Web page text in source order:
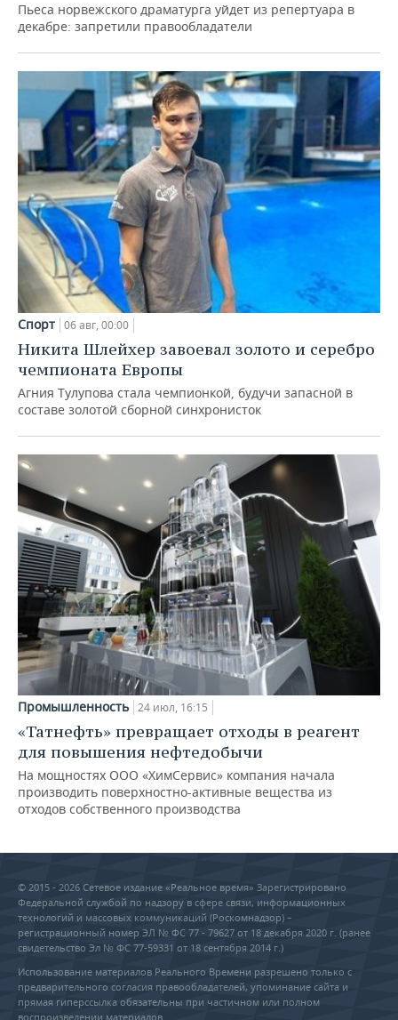
Пьеса норвежского драматурга уйдет из репертуара в
декабре: запретили правообладатели
Спорт 06 авг, 00:00
Никита Шлейхер завоевал золото и серебро
чемпионата Европы
Агния Тулупова стала чемпионкой, будучи запасной в
составе золотой сборной синхронисток
Промышленность 24 июл, 16:15
«Татнефть» превращает отходы в реагент
для повышения нефтедобычи
На мощностях ООО «ХимСервис» компания начала
производить поверхностно-активные вещества из
отходов собственного производства
© 2015 - 2026 Сетевое издание «Реальное время» Зарегистрировано
Федеральной службой по надзору в сфере связи, информационных
технологий и массовых коммуникаций (Роскомнадзор) –
регистрационный номер ЭЛ № ФС 77 - 79627 от 18 декабря 2020 г. (ранее
свидетельство Эл № ФС 77-59331 от 18 сентября 2014 г.)
Использование материалов Реального Времени разрешено только с
предварительного согласия правообладателей, упоминание сайта и
прямая гиперссылка обязательны при частичном или полном
воспроизведении материалов.